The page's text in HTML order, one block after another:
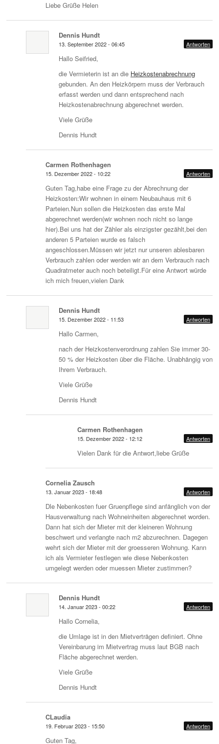
Liebe Grüße Helen
Dennis Hundt
13. September 2022 - 06:45 Antworten
Hallo Seifried,
die Vermieterin ist an die Heizkostenabrechnung
gebunden. An den Heizkörpern muss der Verbrauch
erfasst werden und dann entsprechend nach
Heizkostenabrechnung abgerechnet werden.
Viele Grüße
Dennis Hundt
Carmen Rothenhagen
15. Dezember 2022 - 10:22 Antworten
Guten Tag,habe eine Frage zu der Abrechnung der
Heizkosten:Wir wohnen in einem Neubauhaus mit 6
Parteien.Nun sollen die Heizkosten das erste Mal
abgerechnet werden(wir wohnen noch nicht so lange
hier).Bei uns hat der Zähler als einzigster gezählt,bei den
anderen 5 Parteien wurde es falsch
angeschlossen.Müssen wir jetzt nur unseren ablesbaren
Verbrauch zahlen oder werden wir an dem Verbrauch nach
Quadratmeter auch noch beteiligt.Für eine Antwort würde
ich mich freuen,vielen Dank
Dennis Hundt
15. Dezember 2022 - 11:53 Antworten
Hallo Carmen,
nach der Heizkostenverordnung zahlen Sie immer 30-
50 % der Heizkosten über die Fläche. Unabhängig von
Ihrem Verbrauch.
Viele Grüße
Dennis Hundt
Carmen Rothenhagen
15. Dezember 2022 - 12:12 Antworten
Vielen Dank für die Antwort,liebe Grüße
Cornelia Zausch
13. Januar 2023 - 18:48 Antworten
Dle Nebenkosten fuer Gruenpflege sind anfänglich von der
Hausverwaltung nach Wohneinheiten abgerechnet worden.
Dann hat sich der Mieter mit der kleineren Wohnung
beschwert und verlangte nach m2 abzurechnen. Dagegen
wehrt sich der Mieter mit der groesseren Wohnung. Kann
ich als Vermieter festlegen wie diese Nebenkosten
umgelegt werden oder muessen Mieter zustimmen?
Dennis Hundt
14. Januar 2023 - 00:22 Antworten
Hallo Cornelia,
die Umlage ist in den Mietverträgen definiert. Ohne
Vereinbarung im Mietvertrag muss laut BGB nach
Fläche abgerechnet werden.
Viele Grüße
Dennis Hundt
CLaudia
19. Februar 2023 - 15:50 Antworten
Guten Tag,